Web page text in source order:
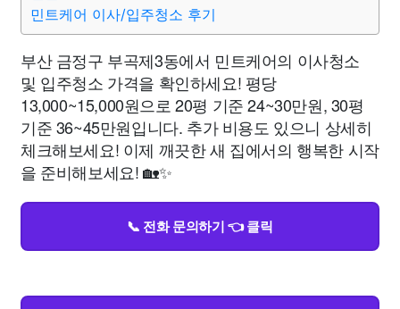
민트케어 이사/입주청소 후기
부산 금정구 부곡제3동에서 민트케어의 이사청소
및 입주청소 가격을 확인하세요! 평당
13,000~15,000원으로 20평 기준 24~30만원, 30평
기준 36~45만원입니다. 추가 비용도 있으니 상세히
체크해보세요! 이제 깨끗한 새 집에서의 행복한 시작
을 준비해보세요! 🏡✨
📞 전화 문의하기 👈 클릭